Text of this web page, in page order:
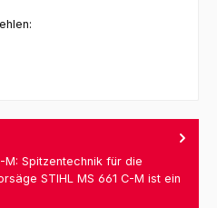
M: Spitzentechnik für die
STIHL MS 661 C-M ist ein